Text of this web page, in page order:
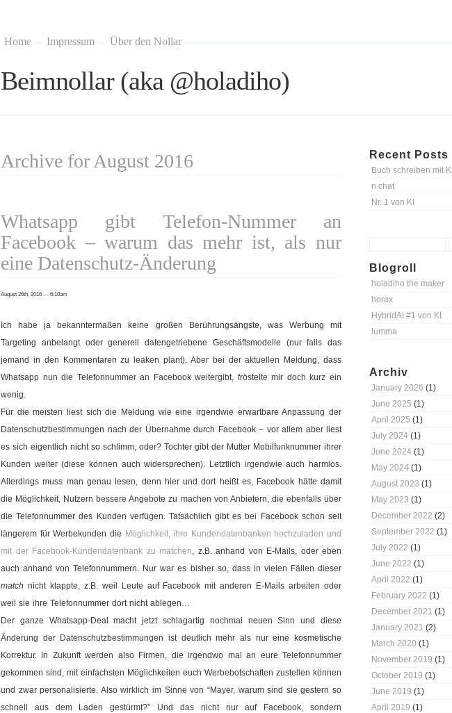
Home Impressum Über den Nollar
Beimnollar (aka @holadiho)
Recent Posts
Buch schreiben mit KI
n chat
Nr. 1 von KI
Blogroll
holadiho the maker
horax
HybridAI #1 von KI
lumma
Archiv
January 2026 (1)
June 2025 (1)
April 2025 (1)
July 2024 (1)
June 2024 (1)
May 2024 (1)
August 2023 (1)
May 2023 (1)
December 2022 (2)
September 2022 (1)
July 2022 (1)
June 2022 (1)
April 2022 (1)
February 2022 (1)
December 2021 (1)
January 2021 (2)
March 2020 (1)
November 2019 (1)
October 2019 (1)
June 2019 (1)
April 2019 (1)
Archive for August 2016
Whatsapp gibt Telefon-Nummer an
Facebook – warum das mehr ist, als nur
eine Datenschutz-Änderung
August 26th, 2016 — 6:10am
Ich habe ja bekanntermaßen keine großen Berührungsängste, was Werbung mit
Targeting anbelangt oder generell datengetriebene Geschäftsmodelle (nur falls das
jemand in den Kommentaren zu leaken plant). Aber bei der aktuellen Meldung, dass
Whatsapp nun die Telefonnummer an Facebook weitergibt, fröstelte mir doch kurz ein
wenig.
Für die meisten liest sich die Meldung wie eine irgendwie erwartbare Anpassung der
Datenschutzbestimmungen nach der Übernahme durch Facebook – vor allem aber liest
es sich eigentlich nicht so schlimm, oder? Tochter gibt der Mutter Mobilfunknummer ihrer
Kunden weiter (diese können auch widersprechen). Letztlich irgendwie auch harmlos.
Allerdings muss man genau lesen, denn hier und dort heißt es, Facebook hätte damit
die Möglichkeit, Nutzern bessere Angebote zu machen von Anbietern, die ebenfalls über
die Telefonnummer des Kunden verfügen. Tatsächlich gibt es bei Facebook schon seit
längerem für Werbekunden die Möglichkeit, ihre Kundendatenbanken hochzuladen und
mit der Facebook-Kundendatenbank zu matchen, z.B. anhand von E-Mails, oder eben
auch anhand von Telefonnummern. Nur war es bisher so, dass in vielen Fällen dieser
match nicht klappte, z.B. weil Leute auf Facebook mit anderen E-Mails arbeiten oder
weil sie ihre Telefonnummer dort nicht ablegen…
Der ganze Whatsapp-Deal macht jetzt schlagartig nochmal neuen Sinn und diese
Änderung der Datenschutzbestimmungen ist deutlich mehr als nur eine kosmetische
Korrektur. In Zukunft werden also Firmen, die irgendwo mal an eure Telefonnummer
gekommen sind, mit einfachsten Möglichkeiten euch Werbebotschaften zustellen können
und zwar personalisierte. Also wirklich im Sinne von “Mayer, warum sind sie gestern so
schnell aus dem Laden gestürmt?” Und das nicht nur auf Facebook, sondern